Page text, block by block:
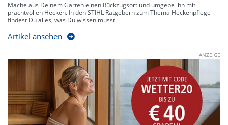
Mache aus Deinem Garten einen Rückzugsort und umgebe ihn mit
prachtvollen Hecken. In den STIHL Ratgebern zum Thema Heckenpflege
findest Du alles, was Du wissen musst.
Artikel ansehen
ANZEIGE